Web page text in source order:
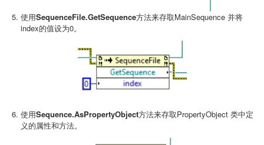
使用SequenceFile.GetSequence方法来存取MainSequence 并将
index的值设为0。
使用Sequence.AsPropertyObject方法来存取PropertyObject 类中定
义的属性和方法。